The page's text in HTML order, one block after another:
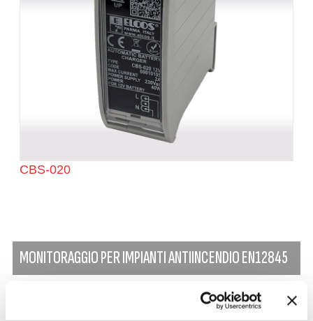
CBS-020
MONITORAGGIO PER IMPIANTI ANTIINCENDIO EN12845